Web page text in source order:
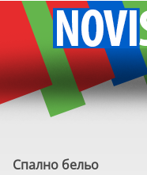
Спално бельо